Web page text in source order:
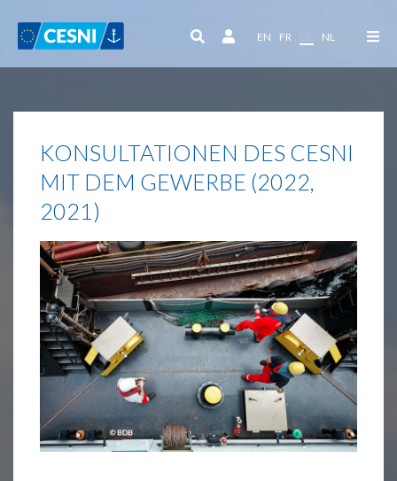
EN FR NL
KONSULTATIONEN DES CESNI
MIT DEM GEWERBE (2022,
2021)